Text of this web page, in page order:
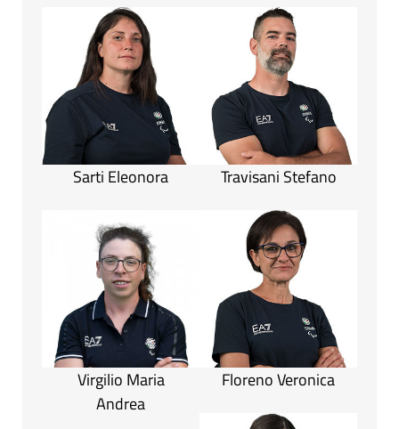
Sarti Eleonora Travisani Stefano
Virgilio Maria
Andrea
Floreno Veronica